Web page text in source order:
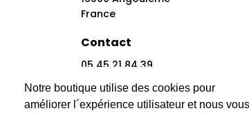
Notre boutique utilise des cookies pour
améliorer l´expérience utilisateur et nous vous
France
Contact
05 45 21 84 39
Réseaux Sociaux